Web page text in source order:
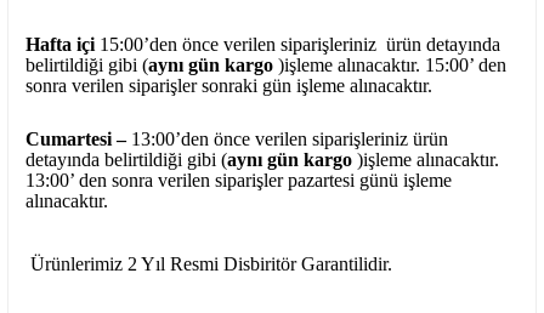
Hafta içi 15:00’den önce verilen siparişleriniz ürün detayında
belirtildiği gibi (aynı gün kargo )işleme alınacaktır. 15:00’ den
sonra verilen siparişler sonraki gün işleme alınacaktır.
Cumartesi – 13:00’den önce verilen siparişleriniz ürün
detayında belirtildiği gibi (aynı gün kargo )işleme alınacaktır.
13:00’ den sonra verilen siparişler pazartesi günü işleme
alınacaktır.
Ürünlerimiz 2 Yıl Resmi Disbiritör Garantilidir.